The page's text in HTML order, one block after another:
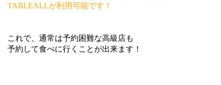
TABLEALLが利用可能です！
これで、通常は予約困難な高級店も
予約して食べに行くことが出来ます！